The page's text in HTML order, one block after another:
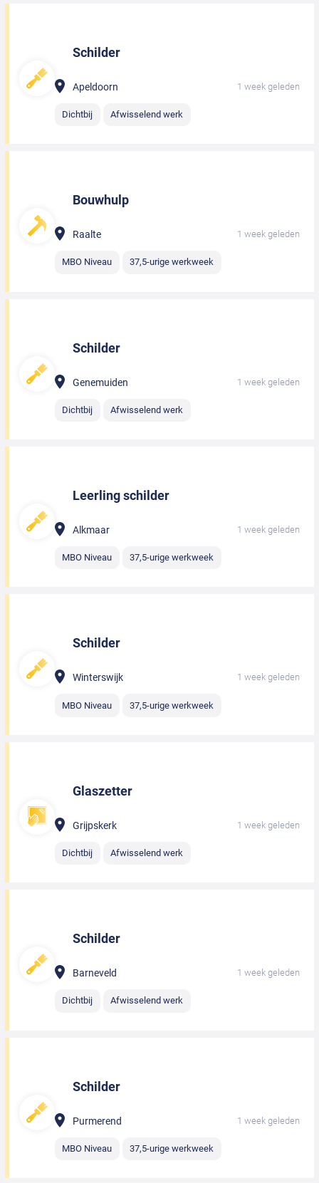
Schilder
Apeldoorn 1 week geleden
Dichtbij Afwisselend werk
Bouwhulp
Raalte 1 week geleden
MBO Niveau 37,5-urige werkweek
Schilder
Genemuiden 1 week geleden
Dichtbij Afwisselend werk
Leerling schilder
Alkmaar 1 week geleden
MBO Niveau 37,5-urige werkweek
Schilder
Winterswijk 1 week geleden
MBO Niveau 37,5-urige werkweek
Glaszetter
Grijpskerk 1 week geleden
Dichtbij Afwisselend werk
Schilder
Barneveld 1 week geleden
Dichtbij Afwisselend werk
Schilder
Purmerend 1 week geleden
MBO Niveau 37,5-urige werkweek